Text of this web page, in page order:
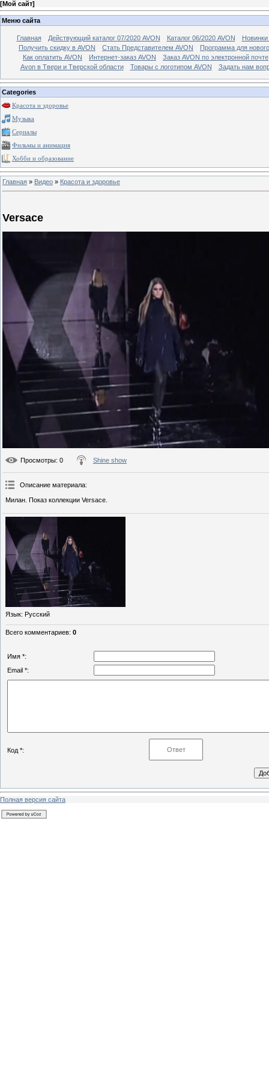
[Мой сайт]
Меню сайта
Главная Действующий каталог 07/2020 AVON Каталог 06/2020 AVON
Новинки
Получить скидку в AVON
Стать Представителем AVON
Программа для
Как оплатить AVON
Интернет-заказ AVON
Заказ AVON по электронной почте
Avon в Твери и Тверской области
Товары с логотипом AVON Задать нам
Categories
Красота и здоровье
Музыка
Сериалы
Фильмы и анимация
Хобби и образование
Главная » Видео » Красота и здоровье
Versace
Просмотры: 0 Shine show
Описание материала:
Милан. Показ коллекции Versace.
Язык: Русский
Всего комментариев: 0
Имя *:
Email *:
Код *:
Полная версия сайта